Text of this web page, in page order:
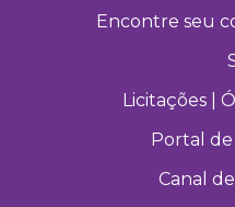
Encontre seu
Licitações |
Portal
Canal